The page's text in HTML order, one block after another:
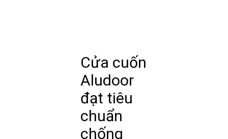
Cửa cuốn
Aludoor
đạt tiêu
chuẩn
chống